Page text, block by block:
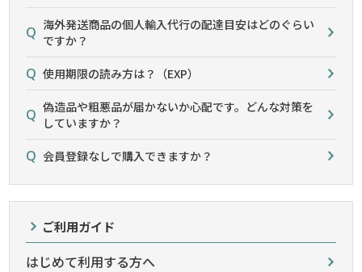
海外発送商品の個人輸入代行の配達目安はどのぐらい
ですか？
使用期限の読み方は？（EXP）
偽造品や粗悪品が届かないか心配です。どんな対策を
していますか？
会員登録なしで購入できますか？
ご利用ガイド
はじめて利用する方へ